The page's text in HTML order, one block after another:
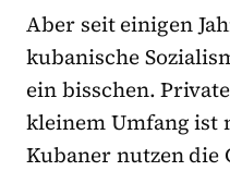
Aber seit einigen
kubanische
ein bisschen.
kleinem Umfang ist
Kubaner nutzen die